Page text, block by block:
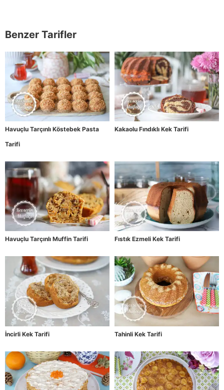
Benzer Tarifler
Havuçlu Tarçınlı Köstebek Pasta
Tarifi
Kakaolu Fındıklı Kek Tarifi
Havuçlu Tarçınlı Muffin Tarifi Fıstık Ezmeli Kek Tarifi
İncirli Kek Tarifi Tahinli Kek Tarifi